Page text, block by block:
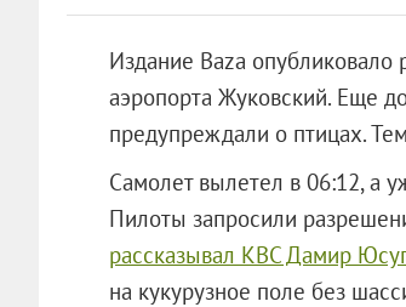
Издание Baza опубликовало
аэропорта Жуковский. Еще
предупреждали о птицах.
Самолет вылетел в 06:12, а
Пилоты запросили
рассказывал КВС Дамир
на кукурузное поле без